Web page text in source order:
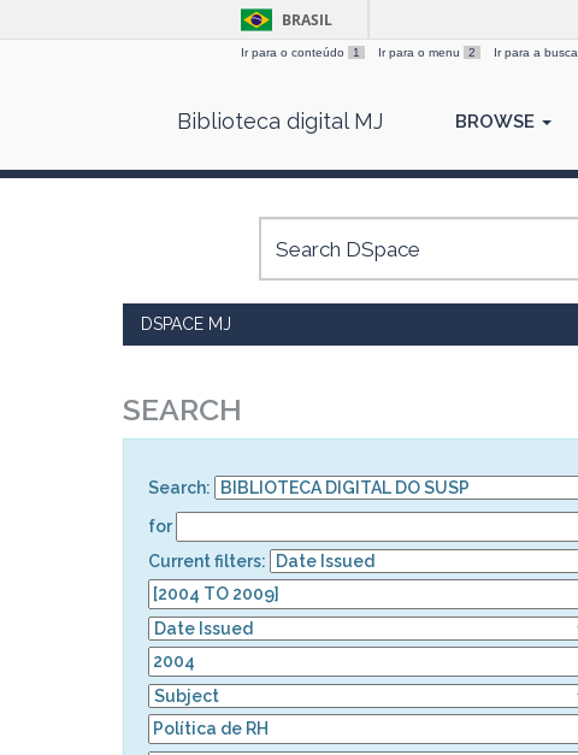
BRASIL
Ir para o conteúdo 1 Ir para o menu 2 Ir para a busca
Biblioteca digital MJ BROWSE
DSPACE MJ
SEARCH
Search:
for
Current filters: